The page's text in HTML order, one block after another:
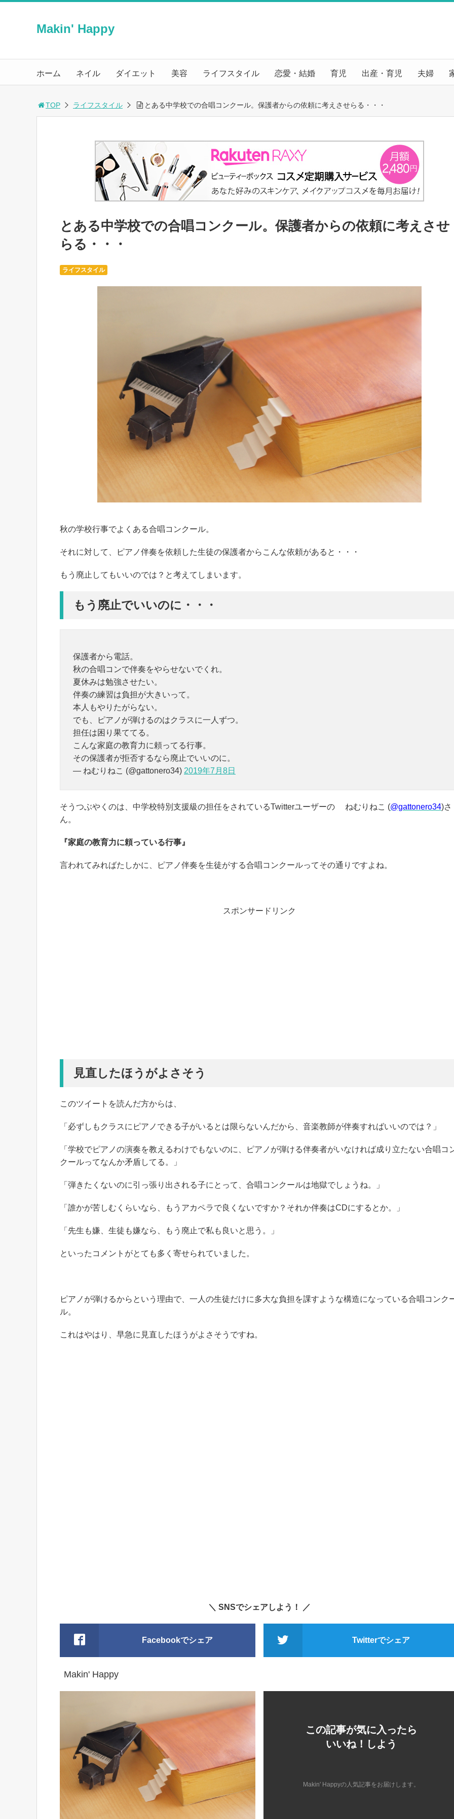
Makin' Happy
ホーム ネイル ダイエット 美容 ライフスタイル 恋愛・結婚 育児 出産・育児 夫婦
TOP ライフスタイル とある中学校での合唱コンクール。保護者からの依頼に考えさせらる・・・
とある中学校での合唱コンクール。保護者からの依頼に考えさせ
らる・・・
ライフスタイル
秋の学校行事でよくある合唱コンクール。
それに対して、ピアノ伴奏を依頼した生徒の保護者からこんな依頼があると・・・
もう廃止してもいいのでは？と考えてしまいます。
もう廃止でいいのに・・・
保護者から電話。
秋の合唱コンで伴奏をやらせないでくれ。
夏休みは勉強させたい。
伴奏の練習は負担が大きいって。
本人もやりたがらない。
でも、ピアノが弾けるのはクラスに一人ずつ。
担任は困り果ててる。
こんな家庭の教育力に頼ってる行事。
その保護者が拒否するなら廃止でいいのに。
— ねむりねこ (@gattonero34) 2019年7月8日
そうつぶやくのは、中学校特別支援級の担任をされているTwitterユーザーの ねむりねこ (@gattonero34)さ
ん。
『家庭の教育力に頼っている行事』
言われてみればたしかに、ピアノ伴奏を生徒がする合唱コンクールってその通りですよね。
スポンサードリンク
見直したほうがよさそう
このツイートを読んだ方からは、
「必ずしもクラスにピアノできる子がいるとは限らないんだから、音楽教師が伴奏すればいいのでは？」
「学校でピアノの演奏を教えるわけでもないのに、ピアノが弾ける伴奏者がいなければ成り立たない合唱コ
クールってなんか矛盾してる。」
「弾きたくないのに引っ張り出される子にとって、合唱コンクールは地獄でしょうね。」
「誰かが苦しむくらいなら、もうアカペラで良くないですか？それか伴奏はCDにするとか。」
「先生も嫌、生徒も嫌なら、もう廃止で私も良いと思う。」
といったコメントがとても多く寄せられていました。
ピアノが弾けるからという理由で、一人の生徒だけに多大な負担を課すような構造になっている合唱コンク
ル。
これはやはり、早急に見直したほうがよさそうですね。
＼ SNSでシェアしよう！ ／
Facebookでシェア Twitterでシェア
Makin' Happy
この記事が気に入ったら
いいね！しよう
Makin' Happyの人気記事をお届けします。